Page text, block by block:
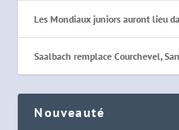
Les Mondiaux juniors auront lieu
Saalbach remplace Courchevel,
Nouveauté